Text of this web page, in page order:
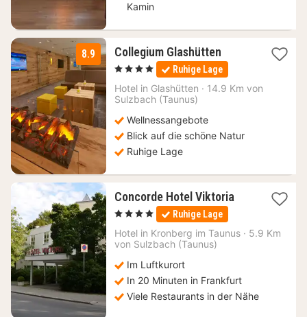
Kamin
8.9 Collegium Glashütten1
Nacht
ab
150,10
, 4 Sterne Ruhige Lage
Hotel in Glashütten · 14.9 Km von
Sulzbach (Taunus)
Wellnessangebote
Blick auf die schöne Natur
Ruhige Lage
Concorde Hotel Viktoria1
135
, 4 Sterne Ruhige Lage
Hotel in Kronberg im Taunus · 5.9 Km
von Sulzbach (Taunus)
Im Luftkurort
In 20 Minuten in Frankfurt
Viele Restaurants in der Nähe